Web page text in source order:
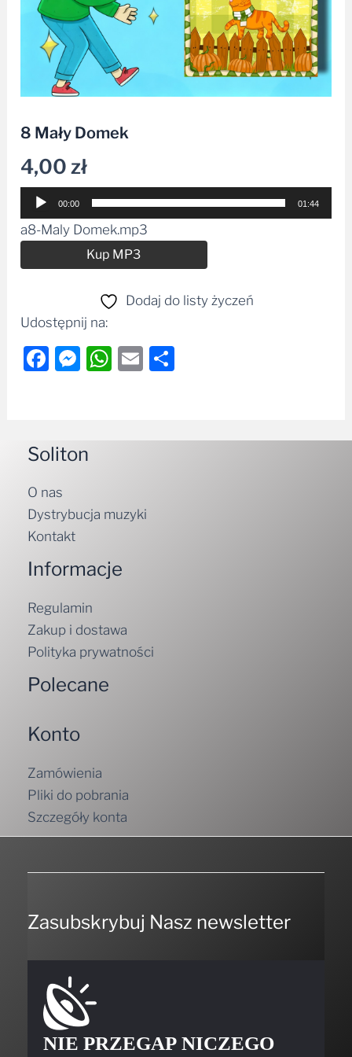
8 Mały Domek
4,00zł
Odtwarzacz
plików
dźwiękowych
00:00 01:44
a8-Maly Domek.mp3
Kup MP3
Dodaj do listy życzeń
Udostępnij na:
Facebook
Messenger
WhatsApp
Email
Soliton
O nas
Dystrybucja muzyki
Kontakt
Informacje
Regulamin
Zakup i dostawa
Polityka prywatności
Polecane
Konto
Zamówienia
Pliki do pobrania
Szczegóły konta
Zasubskrybuj Nasz newsletter
NIE PRZEGAP NICZEGO